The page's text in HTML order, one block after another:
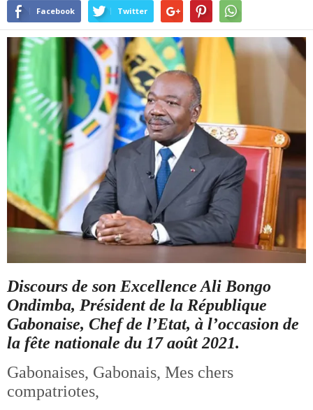
Facebook Twitter
Discours de son Excellence Ali Bongo
Ondimba, Président de la République
Gabonaise, Chef de l’Etat, à l’occasion de
la fête nationale du 17 août 2021.
Gabonaises, Gabonais, Mes chers
compatriotes,